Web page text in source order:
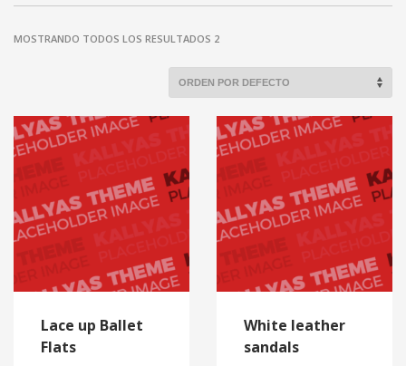
MOSTRANDO TODOS LOS RESULTADOS 2
Lace up Ballet
Flats
White leather
sandals